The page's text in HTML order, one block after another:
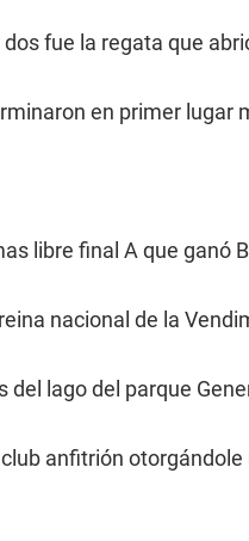
fue la regata que
en primer lugar
libre final A que ganó
nacional de la
del lago del parque
anfitrión